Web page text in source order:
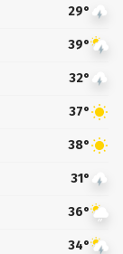
29°
39°
32°
37°
38°
31°
36°
34°